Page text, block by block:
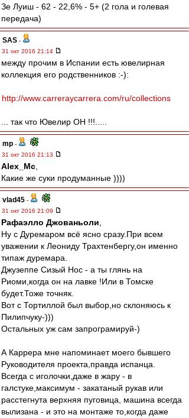
Зе Луиш - 62 - 22,6% - 5+ (2 гола и голевая
передача)
SAS -
31 окт 2016 21:14
между прочим в Испании есть ювелирная
коллекция его родственников :-):
http://www.carreraycarrera.com/ru/collections
... так что Ювелир ОН !!!.....
mp -
31 окт 2016 21:13
Alex_Mc
Какие же суки продуманные ))))
vlad45 -
31 окт 2016 21:09
Рафаэлло Джованьоли
Ну с Дуремаром всё ясно сразу.При всем
уважении к Леониду Трахтенбергу,он именно
типаж дуремара.
Джузеппе Сизый Нос - а ты глянь на
Риоми,когда он на лавке !Или в Томске
будет.Тоже точняк.
Вот с Тортиллой был выбор,но склоняюсь к
Пилипчуку-)))
Остальных уж сам запрограмируй-)
А Каррера мне напоминает моего бывшего
Руководителя проекта,правда испанца.
Всегда с иголочки,даже в жару - в
галстуке,максимум - закатаный рукав или
расстегнута верхняя пуговица, машина всегда
вылизана - и это на монтаже то,когда даже